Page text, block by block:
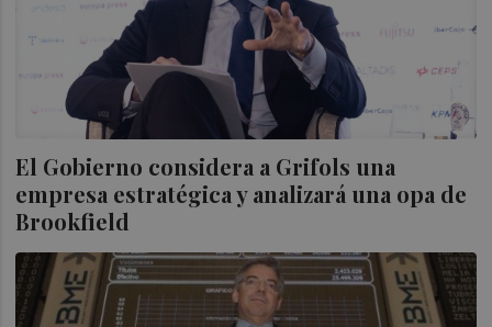
El Gobierno considera a Grifols una
empresa estratégica y analizará una opa de
Brookfield